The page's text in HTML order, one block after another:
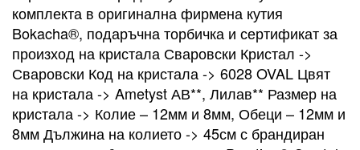
комплекта в оригинална фирмена кутия
Bokacha®, подаръчна торбичка и сертификат за
произход на кристала Сваровски Кристал ->
Сваровски Код на кристала -> 6028 OVAL Цвят
на кристала -> Ametyst АВ**, Лилав** Размер на
кристала -> Колие – 12мм и 8мм, Обеци – 12мм и
8мм Дължина на колието -> 45см с брандиран